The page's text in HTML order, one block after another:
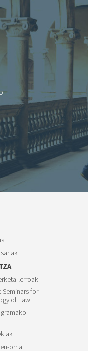
lerroak
Seminars for
of Law
orria